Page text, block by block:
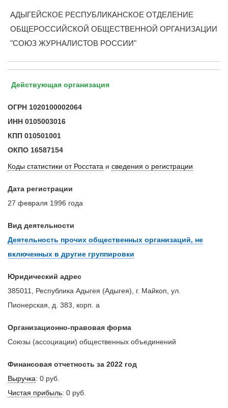
АДЫГЕЙСКОЕ РЕСПУБЛИКАНСКОЕ ОТДЕЛЕНИЕ
ОБЩЕРОССИЙСКОЙ ОБЩЕСТВЕННОЙ ОРГАНИЗАЦИИ
"СОЮЗ ЖУРНАЛИСТОВ РОССИИ"
Действующая организация
ОГРН 1020100002064
ИНН 0105003016
КПП 010501001
ОКПО 16587154
Коды статистики от Росстата и сведения о регистрации
Дата регистрации
27 февраля 1996 года
Вид деятельности
Деятельность прочих общественных организаций, не
включенных в другие группировки
Юридический адрес
385011, Республика Адыгея (Адыгея), г. Майкоп, ул.
Пионерская, д. 383, корп. а
Организационно-правовая форма
Союзы (ассоциации) общественных объединений
Финансовая отчетность за 2022 год
Выручка: 0 руб.
Чистая прибыль: 0 руб.